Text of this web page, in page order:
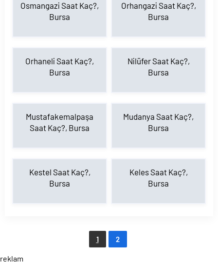
Osmangazi Saat Kaç?,
Bursa
Orhangazi Saat Kaç?,
Bursa
Orhaneli Saat Kaç?,
Bursa
Nilüfer Saat Kaç?,
Bursa
Mustafakemalpaşa
Saat Kaç?, Bursa
Mudanya Saat Kaç?,
Bursa
Kestel Saat Kaç?,
Bursa
Keles Saat Kaç?,
Bursa
1 2
reklam